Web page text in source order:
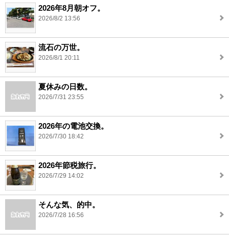
2026年8月朝オフ。
2026/8/2 13:56
流石の万世。
2026/8/1 20:11
夏休みの日数。
2026/7/31 23:55
2026年の電池交換。
2026/7/30 18:42
2026年節税旅行。
2026/7/29 14:02
そんな気、的中。
2026/7/28 16:56